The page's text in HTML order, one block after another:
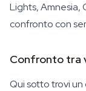
Lights, Amnesia,
confronto con
Confronto tra
Qui sotto trovi